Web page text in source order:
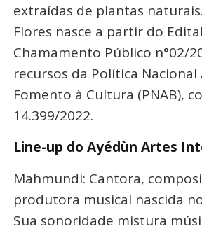
extraídas de plantas
Flores nasce a partir do
Chamamento Público n°02/
recursos da Política Nacional
Fomento à Cultura (PNAB),
14.399/2022.
Line-up do Ayédùn Artes
Mahmundi: Cantora,
produtora musical nascida
Sua sonoridade mistura